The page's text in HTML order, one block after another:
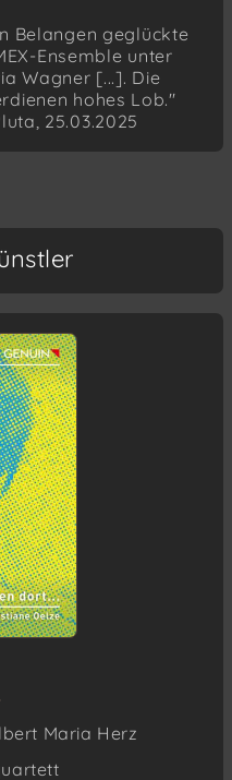
Belangen geglückte
Ensemble unter
Wagner [...]. Die
hohes Lob."
25.03.2025
Maria Herz